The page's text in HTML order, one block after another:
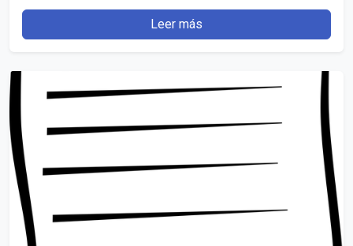
Leer más